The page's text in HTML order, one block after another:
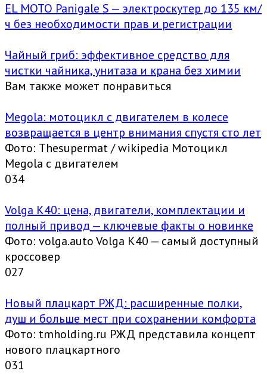
EL MOTO Panigale S — электроскутер до 135 км/
ч без необходимости прав и регистрации
Чайный гриб: эффективное средство для
чистки чайника, унитаза и крана без химии
Вам также может понравиться
Megola: мотоцикл с двигателем в колесе
возвращается в центр внимания спустя сто лет
Фото: Thesupermat / wikipedia Мотоцикл
Megola с двигателем
034
Volga K40: цена, двигатели, комплектации и
полный привод — ключевые факты о новинке
Фото: volga.auto Volga K40 — самый доступный
кроссовер
027
Новый плацкарт РЖД: расширенные полки,
душ и больше мест при сохранении комфорта
Фото: tmholding.ru РЖД представила концепт
нового плацкартного
031